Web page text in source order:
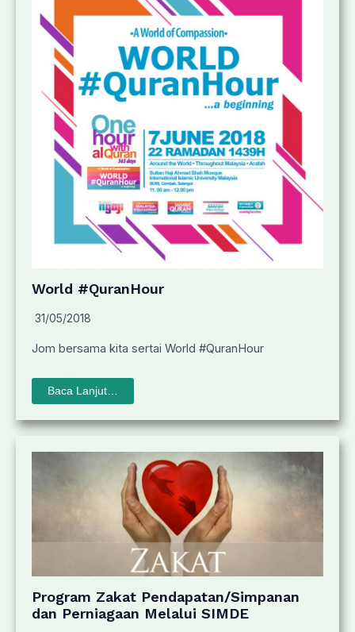
World #QuranHour
31/05/2018
Jom bersama kita sertai World #QuranHour
Baca Lanjut…
Program Zakat Pendapatan/Simpanan
dan Perniagaan Melalui SIMDE